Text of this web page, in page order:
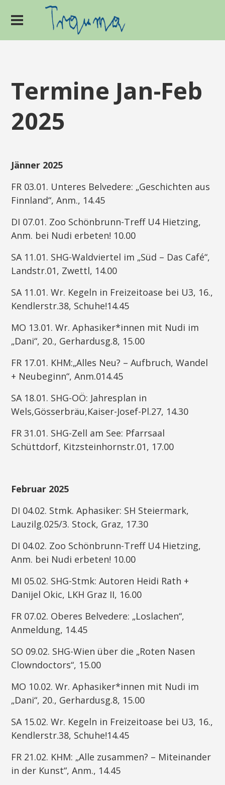
Termine Jan-Feb
2025
Jänner 2025
FR 03.01. Unteres Belvedere: „Geschichten aus
Finnland“, Anm., 14.45
DI 07.01. Zoo Schönbrunn-Treff U4 Hietzing,
Anm. bei Nudi erbeten! 10.00
SA 11.01. SHG-Waldviertel im „Süd – Das Café“,
Landstr.01, Zwettl, 14.00
SA 11.01. Wr. Kegeln in Freizeitoase bei U3, 16.,
Kendlerstr.38, Schuhe!14.45
MO 13.01. Wr. Aphasiker*innen mit Nudi im
„Dani“, 20., Gerhardusg.8, 15.00
FR 17.01. KHM:„Alles Neu? – Aufbruch, Wandel
+ Neubeginn“, Anm.014.45
SA 18.01. SHG-OÖ: Jahresplan in
Wels,Gösserbräu,Kaiser-Josef-Pl.27, 14.30
FR 31.01. SHG-Zell am See: Pfarrsaal
Schüttdorf, Kitzsteinhornstr.01, 17.00
Februar 2025
DI 04.02. Stmk. Aphasiker: SH Steiermark,
Lauzilg.025/3. Stock, Graz, 17.30
DI 04.02. Zoo Schönbrunn-Treff U4 Hietzing,
Anm. bei Nudi erbeten! 10.00
MI 05.02. SHG-Stmk: Autoren Heidi Rath +
Danijel Okic, LKH Graz II, 16.00
FR 07.02. Oberes Belvedere: „Loslachen“,
Anmeldung, 14.45
SO 09.02. SHG-Wien über die „Roten Nasen
Clowndoctors“, 15.00
MO 10.02. Wr. Aphasiker*innen mit Nudi im
„Dani“, 20., Gerhardusg.8, 15.00
SA 15.02. Wr. Kegeln in Freizeitoase bei U3, 16.,
Kendlerstr.38, Schuhe!14.45
FR 21.02. KHM: „Alle zusammen? – Miteinander
in der Kunst“, Anm., 14.45